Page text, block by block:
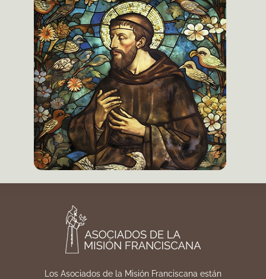
Los Asociados de la Misión Franciscana están